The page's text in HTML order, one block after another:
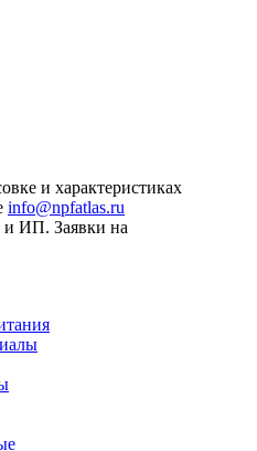
и характеристиках
info@npfatlas.ru
и ИП. Заявки на